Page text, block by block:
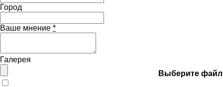
Город
Ваше мнение *
Галерея
Выберите файл